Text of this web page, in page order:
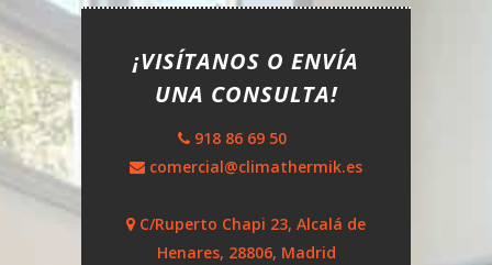
¡VISÍTANOS O ENVÍA
UNA CONSULTA!
918 86 69 50
comercial@climathermik.es
C/Ruperto Chapi 23, Alcalá de
Henares, 28806, Madrid